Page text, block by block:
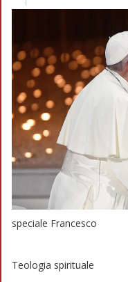
speciale Francesco
Teologia spirituale